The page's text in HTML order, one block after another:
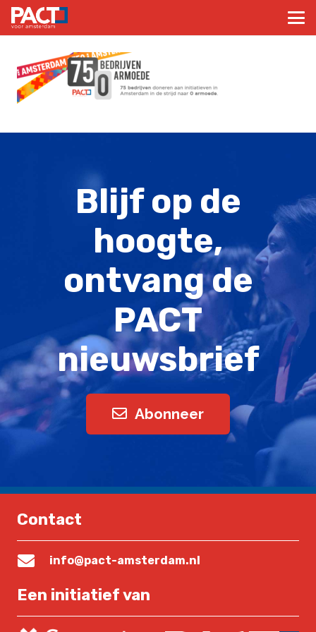
Blijf op de
hoogte,
ontvang de
PACT
nieuwsbrief
Abonneer
Contact
info@pact-amsterdam.nl
Een initiatief van